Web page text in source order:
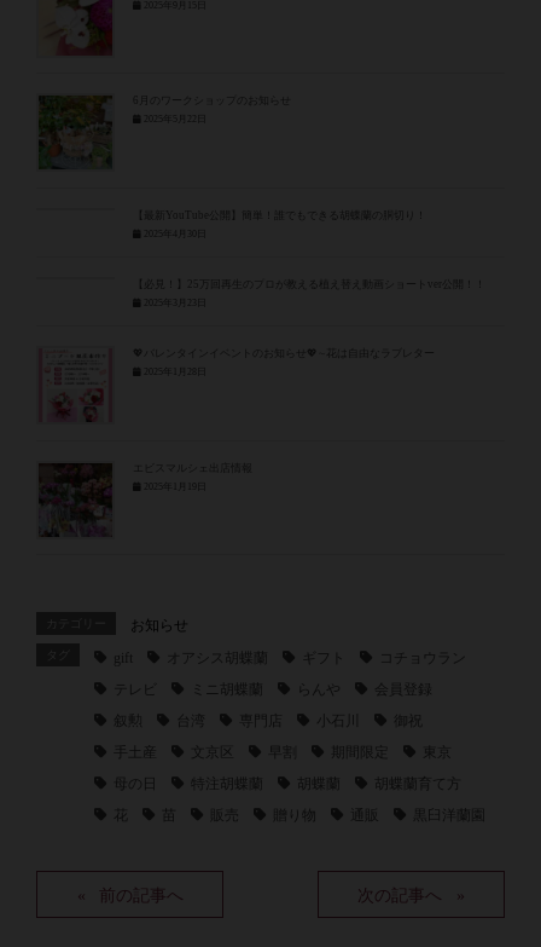
6月のワークショップのお知らせ
【最新YouTube公開】簡単！誰でもできる胡蝶蘭の胴切り！
【必見！】25万回再生のプロが教える植え替え動画ショートver公開！！
💖バレンタインイベントのお知らせ💖∼花は自由なラブレター
エビスマルシェ出店情報
お知らせ
gift オアシス胡蝶蘭 ギフト
コチョウラン
テレビ
ミニ胡蝶蘭 らんや
会員登録
叙勲
台湾 専門店 小石川
手土産
文京区 早割 期間限定
東京
特注胡蝶蘭 胡蝶蘭
胡蝶蘭育て方
花
苗 販売 贈り物 通販 黒臼洋蘭園
前の記事へ 次の記事へ